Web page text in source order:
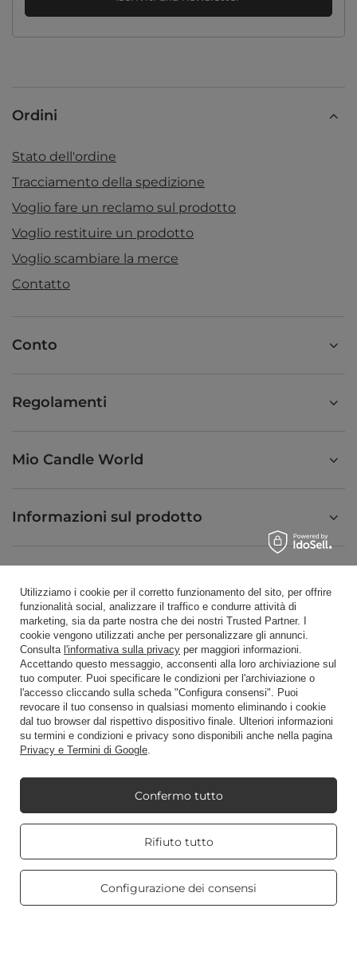
Ordini
Stato dell'ordine
Tracciamento della spedizione
Voglio fare un reclamo sul prodotto
Voglio restituire un prodotto
Voglio scambiare la merce
Contatto
Conto
Regolamenti
Mio Candle World
Informazioni sul prodotto
Scorciatoia
Blog
+48512350052 shop@candleworld.eu
Tarnowska 23/2,61-323Poznań
Presentiamo i prezzi netti in negozio (IVA esclusa).
Copyright © Candle World 2016-2026 Tutti i diritti riservati
Utilizziamo i cookie per il corretto funzionamento del sito, per offrire
funzionalità social, analizzare il traffico e condurre attività di
marketing, sia da parte nostra che dei nostri Trusted Partner. I
cookie vengono utilizzati anche per personalizzare gli annunci.
Consulta l'informativa sulla privacy per maggiori informazioni.
Accettando questo messaggio, acconsenti alla loro archiviazione sul
tuo computer. Puoi specificare le condizioni per l'archiviazione o
l'accesso cliccando sulla scheda "Configura consensi". Puoi
revocare il tuo consenso in qualsiasi momento eliminando i cookie
dal tuo browser dal rispettivo dispositivo finale. Ulteriori informazioni
su termini e condizioni e privacy sono disponibili anche nella pagina
Privacy e Termini di Google.
Rifiuto tutto
Configurazione dei consensi
Confermo tutto